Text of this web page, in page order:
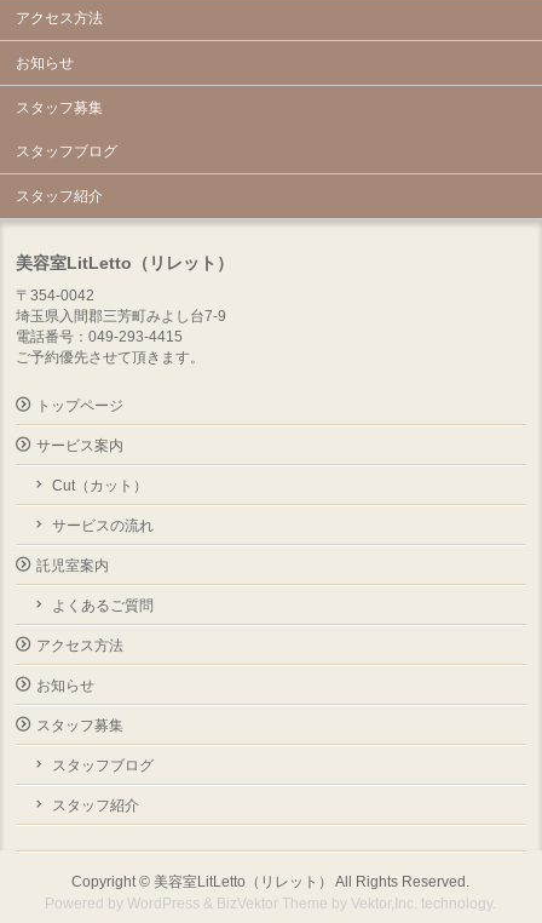
アクセス方法
お知らせ
スタッフ募集
スタッフブログ
スタッフ紹介
美容室LitLetto（リレット）
〒354-0042
埼玉県入間郡三芳町みよし台7-9
電話番号：049-293-4415
ご予約優先させて頂きます。
トップページ
サービス案内
Cut（カット）
サービスの流れ
託児室案内
よくあるご質問
アクセス方法
お知らせ
スタッフ募集
スタッフブログ
スタッフ紹介
Copyright ©美容室LitLetto（リレット）
All Rights Reserved.
Powered byWordPress & BizVektor Theme byVektor,Inc. technology.